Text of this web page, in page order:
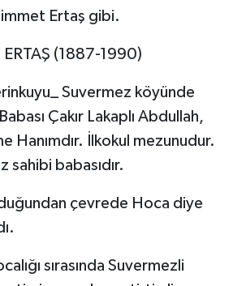
Ertaş gibi.
ERTAŞ (1887-1990)
Suvermez köyünde
Çakır Lakaplı Abdullah,
Hanımdır. İlkokul mezunudur.
sahibi babasıdır.
çevrede Hoca diye
sırasında Suvermezli